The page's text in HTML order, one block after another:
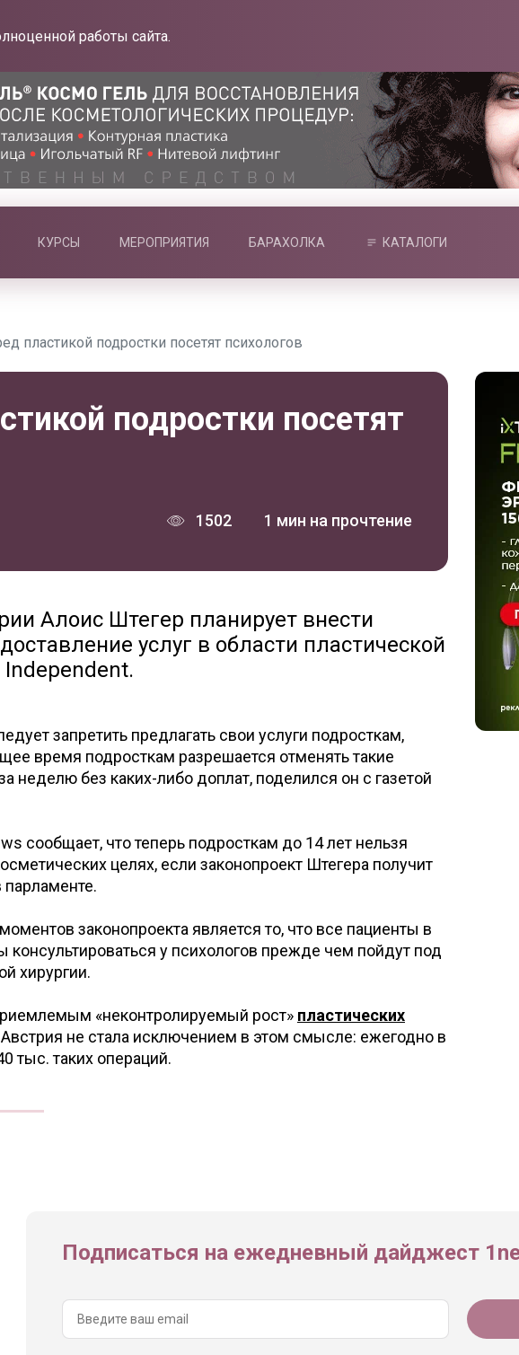
работы сайта.
КУРСЫ МЕРОПРИЯТИЯ БАРАХОЛКА КАТАЛОГИ
пластикой подростки посетят психологов
подростки посетят
1502 1 мин на прочтение
Алоис Штегер планирует внести
услуг в области пластической
запретить предлагать свои услуги подросткам,
время подросткам разрешается отменять такие
неделю без каких-либо доплат, поделился он с газетой
сообщает, что теперь подросткам до 14 лет нельзя
целях, если законопроект Штегера получит
законопроекта является то, что все пациенты в
консультироваться у психологов прежде чем пойдут под
хирургии.
«неконтролируемый рост» пластических
не стала исключением в этом смысле: ежегодно в
тыс. таких операций.
Подписаться на ежедневный дайджест